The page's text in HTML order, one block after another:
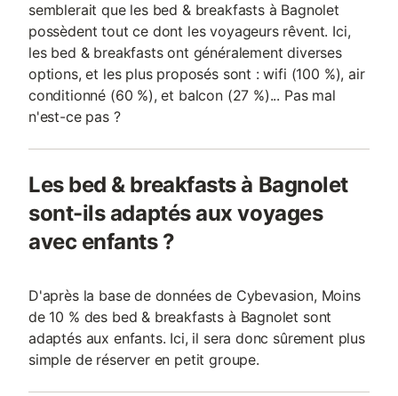
semblerait que les bed & breakfasts à Bagnolet
possèdent tout ce dont les voyageurs rêvent. Ici,
les bed & breakfasts ont généralement diverses
options, et les plus proposés sont : wifi (100 %), air
conditionné (60 %), et balcon (27 %)... Pas mal
n'est-ce pas ?
Les bed & breakfasts à Bagnolet
sont-ils adaptés aux voyages
avec enfants ?
D'après la base de données de Cybevasion, Moins
de 10 % des bed & breakfasts à Bagnolet sont
adaptés aux enfants. Ici, il sera donc sûrement plus
simple de réserver en petit groupe.